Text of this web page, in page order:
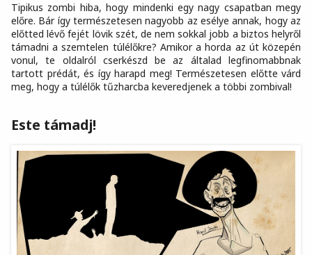
Tipikus zombi hiba, hogy mindenki egy nagy csapatban megy
előre. Bár így természetesen nagyobb az esélye annak, hogy az
előtted lévő fejét lövik szét, de nem sokkal jobb a biztos helyről
támadni a szemtelen túlélőkre? Amikor a horda az út közepén
vonul, te oldalról cserkészd be az általad legfinomabbnak
tartott prédát, és így harapd meg! Természetesen előtte várd
meg, hogy a túlélők tűzharcba keveredjenek a többi zombival!
Este támadj!